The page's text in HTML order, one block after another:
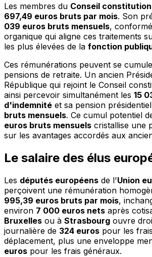
Les membres du Conseil
697,49 euros bruts par mois. Son
039 euros bruts mensuels,
organique qui aligne ces traitements
les plus élevées de la fonction
Ces rémunérations peuvent se
pensions de retraite. Un ancien
République qui rejoint le Conseil
ainsi percevoir simultanément les 15
d'indemnité et sa pension
bruts mensuels. Ce cumul potentiel
euros bruts mensuels cristallise une
sur les avantages accordés aux
Le salaire des élus
Les députés européens de l'Union
perçoivent une rémunération
995,39 euros bruts par mois,
environ 7 000 euros nets après
Bruxelles ou à Strasbourg ouvre
journalière de 324 euros pour les
déplacement, plus une enveloppe
euros pour les frais généraux.